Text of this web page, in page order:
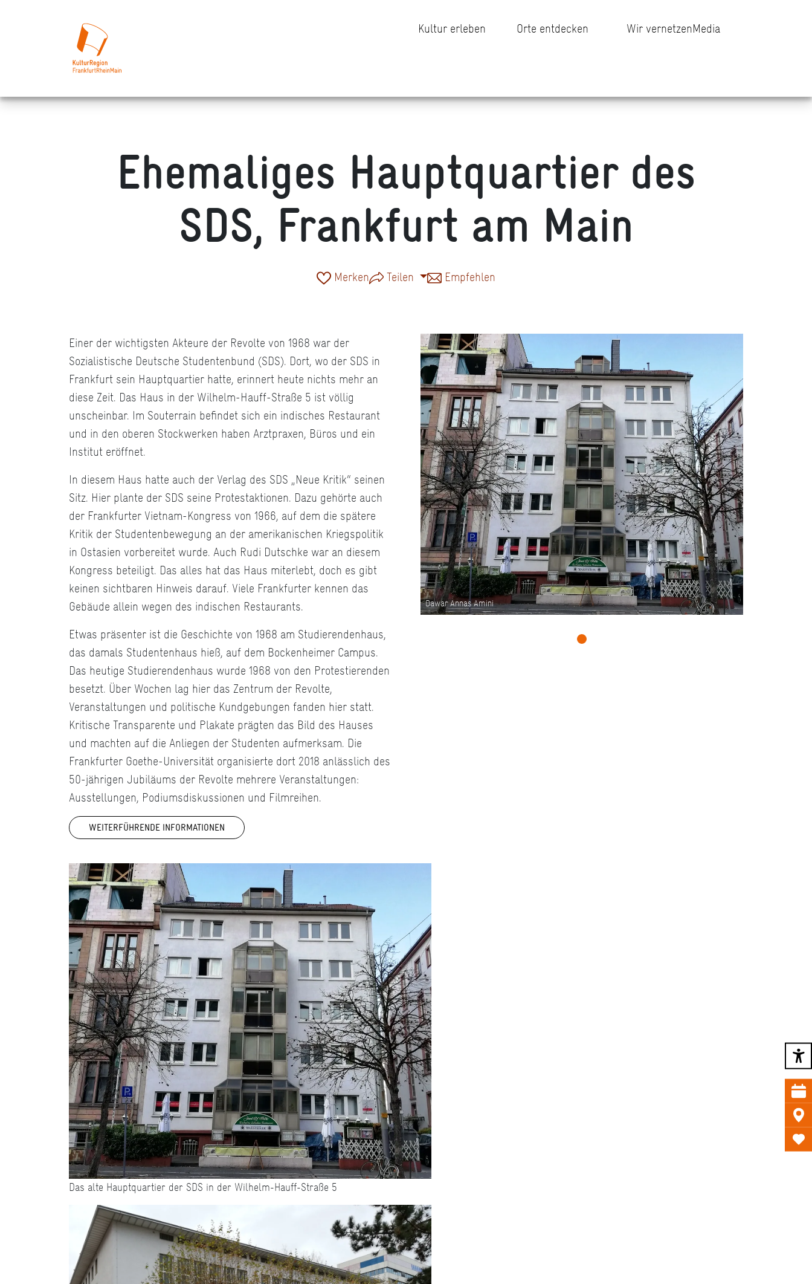
Kultur erleben Orte entdecken Wir vernetzenMedia
Ehemaliges Hauptquartier des
SDS, Frankfurt am Main
Merken Teilen Empfehlen
Einer der wichtigsten Akteure der Revolte von 1968 war der
Sozialistische Deutsche Studentenbund (SDS). Dort, wo der SDS in
Frankfurt sein Hauptquartier hatte, erinnert heute nichts mehr an
diese Zeit. Das Haus in der Wilhelm-Hauff-Straße 5 ist völlig
unscheinbar. Im Souterrain befindet sich ein indisches Restaurant
und in den oberen Stockwerken haben Arztpraxen, Büros und ein
Institut eröffnet.
In diesem Haus hatte auch der Verlag des SDS „Neue Kritik“ seinen
Sitz. Hier plante der SDS seine Protestaktionen. Dazu gehörte auch
der Frankfurter Vietnam-Kongress von 1966, auf dem die spätere
Kritik der Studentenbewegung an der amerikanischen Kriegspolitik
in Ostasien vorbereitet wurde. Auch Rudi Dutschke war an diesem
Kongress beteiligt. Das alles hat das Haus miterlebt, doch es gibt
keinen sichtbaren Hinweis darauf. Viele Frankfurter kennen das
Gebäude allein wegen des indischen Restaurants.
Etwas präsenter ist die Geschichte von 1968 am Studierendenhaus,
das damals Studentenhaus hieß, auf dem Bockenheimer Campus.
Das heutige Studierendenhaus wurde 1968 von den Protestierenden
besetzt. Über Wochen lag hier das Zentrum der Revolte,
Veranstaltungen und politische Kundgebungen fanden hier statt.
Kritische Transparente und Plakate prägten das Bild des Hauses
und machten auf die Anliegen der Studenten aufmerksam. Die
Frankfurter Goethe-Universität organisierte dort 2018 anlässlich des
50-jährigen Jubiläums der Revolte mehrere Veranstaltungen:
Ausstellungen, Podiumsdiskussionen und Filmreihen.
WEITERFÜHRENDE INFORMATIONEN
Das alte Hauptquartier der SDS in der Wilhelm-Hauff-Straße 5
Dawar Annas Amini